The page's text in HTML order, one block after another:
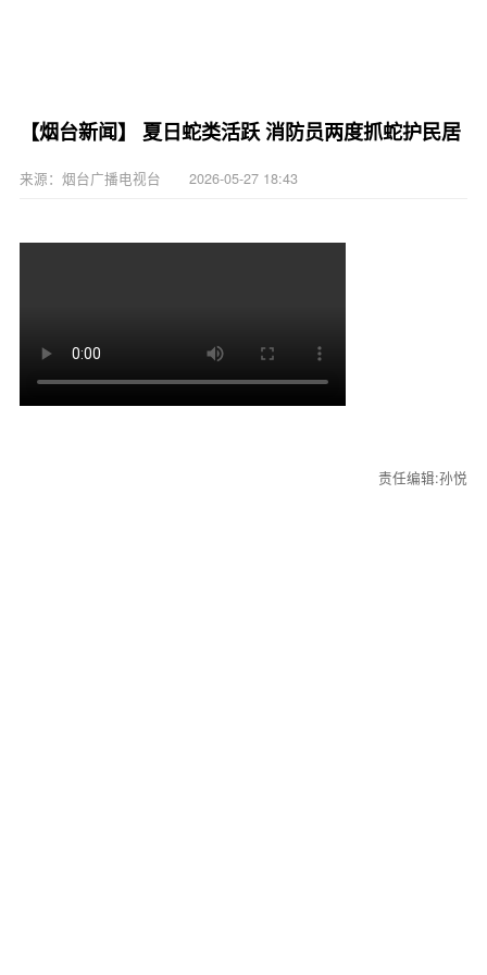
【烟台新闻】 夏日蛇类活跃 消防员两度抓蛇护民居
来源：烟台广播电视台 2026-05-27 18:43
责任编辑:孙悦